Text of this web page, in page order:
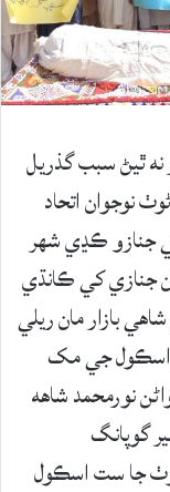
نه ٿيڻ سبب گذريل
نوجوان اتحاد
جنازو ڪڍي شهر
جنازي کي ڪانڌي
بازار مان ريلي
اسڪول جي مک
نورمحمد شاهه
گوپانگ
جا ست اسڪول